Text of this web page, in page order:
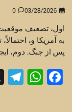
03/28/2026
0
اول، تضعیف
به آمریکا و،
پس از جنگ. دوم،